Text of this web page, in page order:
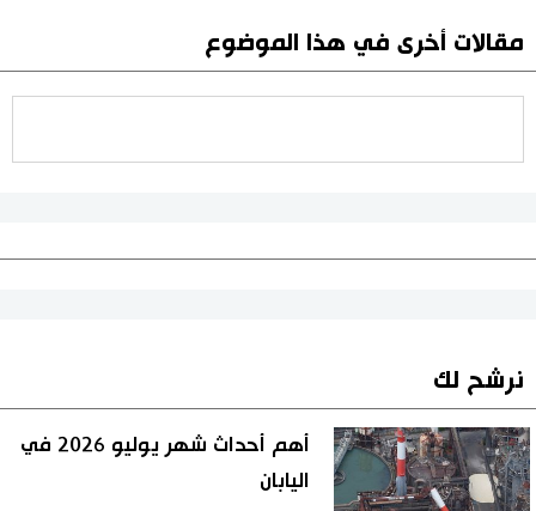
مقالات أخرى في هذا الموضوع
نرشح لك
أهم أحداث شهر يوليو 2026 في
اليابان